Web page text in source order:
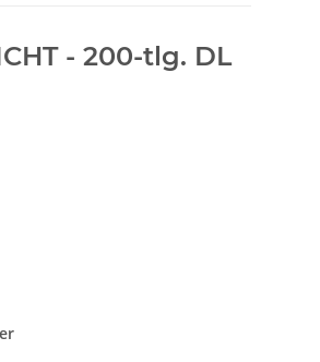
- 200-tlg. DL